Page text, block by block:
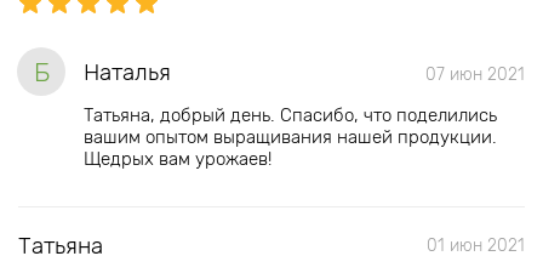
Б Наталья 07 июн 2021
Татьяна, добрый день. Спасибо, что поделились
вашим опытом выращивания нашей продукции.
Щедрых вам урожаев!
Татьяна 01 июн 2021